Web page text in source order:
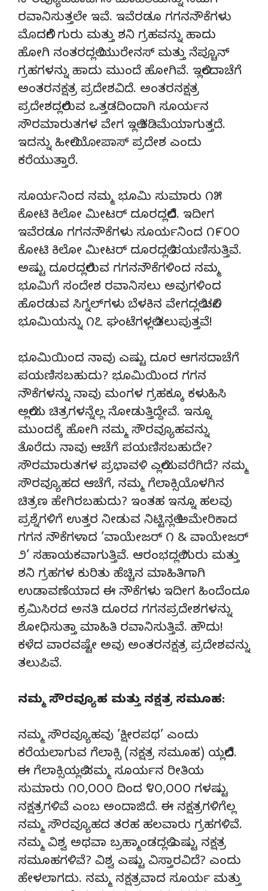
ರವಾನಿಸುತ್ತಲೇ ಇವೆ. ಇವೆರಡೂ ಗಗನನೌಕೆಗಳು
ಮೊದಲಿಗೆ ಗುರು ಮತ್ತು ಶನಿ ಗ್ರಹವನ್ನು ಹಾದು
ಹೋಗಿ ನಂತರದಲ್ಲಿ ಯುರೇನಸ್ ಮತ್ತು ನೆಪ್ಚೂನ್
ಗ್ರಹಗಳನ್ನು ಹಾದು ಮುಂದೆ ಹೋಗಿವೆ. ಇಲ್ಲಿಂದಾಚೆಗೆ
ಅಂತರನಕ್ಷತ್ರ ಪ್ರದೇಶವಿದೆ. ಅಂತರನಕ್ಷತ್ರ
ಪ್ರದೇಶದಲ್ಲಿರುವ ಒತ್ತಡದಿಂದಾಗಿ ಸೂರ್ಯನ
ಸೌರಮಾರುತಗಳ ವೇಗ ಇಲ್ಲಿ ಕಡಿಮೆಯಾಗುತ್ತದೆ.
ಇದನ್ನು ಹೀಲೀಯೋಪಾಸ್ ಪ್ರದೇಶ ಎಂದು
ಕರೆಯುತ್ತಾರೆ.
ಸೂರ್ಯನಿಂದ ನಮ್ಮ ಭೂಮಿ ಸುಮಾರು ೧೫
ಕೋಟಿ ಕಿಲೋ ಮೀಟರ್ ದೂರದಲ್ಲಿದೆ. ಇದೀಗ
ಇವೆರಡೂ ಗಗನನೌಕೆಗಳು ಸೂರ್ಯನಿಂದ ೧೯೦೦
ಕೋಟಿ ಕಿಲೋ ಮೀಟರ್ ದೂರದಲ್ಲಿ ಪಯಣಿಸುತ್ತಿವೆ.
ಅಷ್ಟು ದೂರದಲ್ಲಿರುವ ಗಗನನೌಕೆಗಳಿಂದ ನಮ್ಮ
ಭೂಮಿಗೆ ಸಂದೇಶ ರವಾನಿಸಲು ಅವುಗಳಿಂದ
ಹೊರಡುವ ಸಿಗ್ನಲ್‌ಗಳು ಬೆಳಕಿನ ವೇಗದಲ್ಲಿ ಚಲಿಸಿ
ಭೂಮಿಯನ್ನು ೧೭ ಘಂಟೆಗಳಲ್ಲಿ ತಲುಪುತ್ತವೆ!
ಭೂಮಿಯಿಂದ ನಾವು ಎಷ್ಟು ದೂರ ಆಗಸದಾಚೆಗೆ
ಪಯಣಿಸಬಹುದು? ಭೂಮಿಯಿಂದ ಗಗನ
ನೌಕೆಗಳನ್ನು ನಾವು ಮಂಗಳ ಗ್ರಹಕ್ಕೂ ಕಳುಹಿಸಿ
ಅಲ್ಲಿಯ ಚಿತ್ರಗಳನ್ನೆಲ್ಲ ನೋಡುತ್ತಿದ್ದೇವೆ. ಇನ್ನೂ
ಮುಂದಕ್ಕೆ ಹೋಗಿ ನಮ್ಮ ಸೌರವ್ಯೂಹವನ್ನು
ತೊರೆದು ನಾವು ಆಚೆಗೆ ಪಯಣಿಸಬಹುದೇ?
ಸೌರಮಾರುತಗಳ ಪ್ರಭಾವಳಿ ಎಲ್ಲಿಯವರೆಗಿದೆ? ನಮ್ಮ
ಸೌರವ್ಯೂಹದ ಆಚೆಗೆ, ನಮ್ಮ ಗೆಲಾಕ್ಸಿಯೊಳಗಿನ
ಚಿತ್ರಣ ಹೇಗಿರಬಹುದು? ಇಂತಹ ಇನ್ನೂ ಹಲವು
ಪ್ರಶ್ನೆಗಳಿಗೆ ಉತ್ತರ ನೀಡುವ ನಿಟ್ಟಿನಲ್ಲಿ ಅಮೇರಿಕಾದ
ಗಗನ ನೌಕೆಗಳಾದ ’ವಾಯೇಜರ್ ೧ & ವಾಯೇಜರ್
೨’ ಸಹಾಯಕವಾಗುತ್ತಿವೆ. ಆರಂಭದಲ್ಲಿ ಗುರು ಮತ್ತು
ಶನಿ ಗ್ರಹಗಳ ಕುರಿತು ಹೆಚ್ಚಿನ ಮಾಹಿತಿಗಾಗಿ
ಉಡಾವಣೆಯಾದ ಈ ನೌಕೆಗಳು ಇದೀಗ ಹಿಂದೆಂದೂ
ಕ್ರಮಿಸಿರದ ಅನತಿ ದೂರದ ಗಗನಪ್ರದೇಶಗಳನ್ನು
ಶೋಧಿಸುತ್ತಾ ಮಾಹಿತಿ ರವಾನಿಸುತ್ತಿವೆ. ಹೌದು!
ಕಳೆದ ವಾರವಷ್ಟೇ ಅವು ಅಂತರನಕ್ಷತ್ರ ಪ್ರದೇಶವನ್ನು
ತಲುಪಿವೆ.
ನಮ್ಮ ಸೌರವ್ಯೂಹ ಮತ್ತು ನಕ್ಷತ್ರ ಸಮೂಹ:
ನಮ್ಮ ಸೌರವ್ಯೂಹವು ’ಕ್ಷೀರಪಥ’ ಎಂದು
ಕರೆಯಲಾಗುವ ಗೆಲಾಕ್ಸಿ (ನಕ್ಷತ್ರ ಸಮೂಹ) ಯಲ್ಲಿದೆ.
ಈ ಗೆಲಾಕ್ಸಿಯಲ್ಲಿ ನಮ್ಮ ಸೂರ್ಯನ ರೀತಿಯ
ಸುಮಾರು ೧೦,೦೦೦ ದಿಂದ ೪೦,೦೦೦ ಗಳಷ್ಟು
ನಕ್ಷತ್ರಗಳಿವೆ ಎಂಬ ಅಂದಾಜಿದೆ. ಈ ನಕ್ಷತ್ರಗಳಿಗೆಲ್ಲ
ನಮ್ಮ ಸೌರವ್ಯೂಹದ ತರಹ ಹಲವಾರು ಗ್ರಹಗಳಿವೆ.
ನಮ್ಮ ವಿಶ್ವ ಅಥವಾ ಬ್ರಹ್ಮಾಂಡದಲ್ಲಿ ಎಷ್ಟು ನಕ್ಷತ್ರ
ಸಮೂಹಗಳಿವೆ? ವಿಶ್ವ ಎಷ್ಟು ವಿಸ್ತಾರವಿದೆ? ಎಂದು
ಹೇಳಲಾಗದು. ನಮ್ಮ ನಕ್ಷತ್ರವಾದ ಸೂರ್ಯ ಮತ್ತು